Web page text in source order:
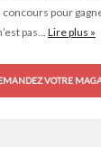
pour
pas... Lire plus »
VOTRE